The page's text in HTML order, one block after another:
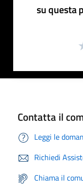
su questa
Contatta il
Leggi le
Richiedi
Chiama il